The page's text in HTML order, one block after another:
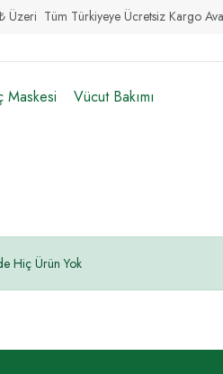
Tüm Türkiyeye Ücretsiz Kargo Avantajı
Maskesi Vücut Bakımı
Hiç Ürün Yok